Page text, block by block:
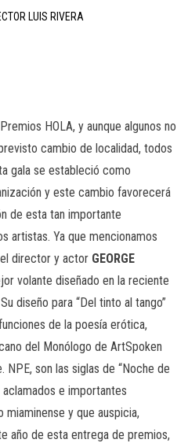
LUIS RIVERA
HOLA, y aunque algunos no
cambio de localidad, todos
gala se estableció como
y este cambio favorecerá
de esta tan importante
artistas. Ya que mencionamos
director y actor GEORGE
volante diseñado en la reciente
diseño para “Del tinto al tango”
de la poesía erótica,
del Monólogo de ArtSpoken
NPE, son las siglas de “Noche de
e importantes
y que auspicia,
año de esta entrega de premios,